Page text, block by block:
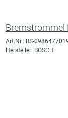
Bremstrommel
Art.Nr.: BS-
Hersteller: BOSCH